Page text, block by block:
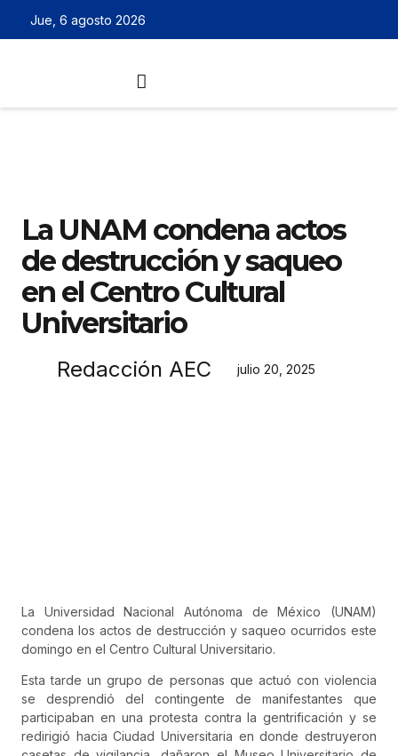
Jue, 6 agosto 2026
La UNAM condena actos
de destrucción y saqueo
en el Centro Cultural
Universitario
Redacción AEC julio 20, 2025
La Universidad Nacional Autónoma de México (UNAM)
condena los actos de destrucción y saqueo ocurridos este
domingo en el Centro Cultural Universitario.
Esta tarde un grupo de personas que actuó con violencia
se desprendió del contingente de manifestantes que
participaban en una protesta contra la gentrificación y se
redirigió hacia Ciudad Universitaria en donde destruyeron